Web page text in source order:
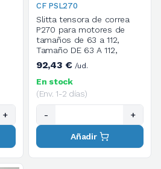
+
CF PSL270
Slitta tensora de correa
P270 para motores de
tamaños de 63 a 112,
Tamaño DE 63 A 112,
92,43 €/ud.
En stock
(Env. 1-2 días)
- +
Añadir